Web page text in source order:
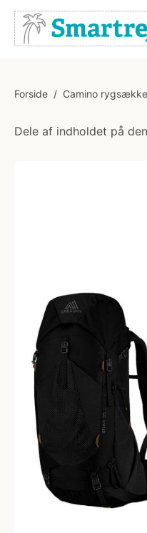
Forside / Camino rygsække
Dele af indholdet på